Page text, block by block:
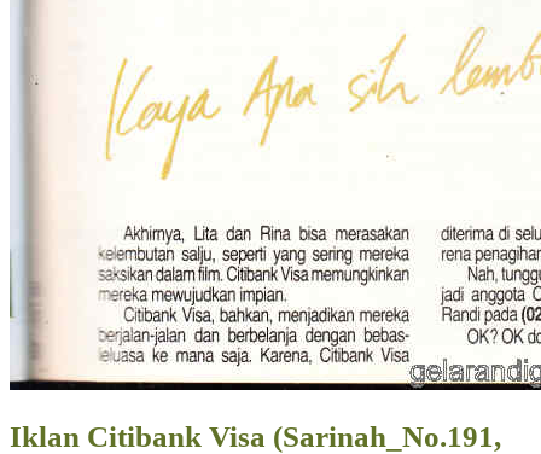
Iklan Citibank Visa (Sarinah_No.191,